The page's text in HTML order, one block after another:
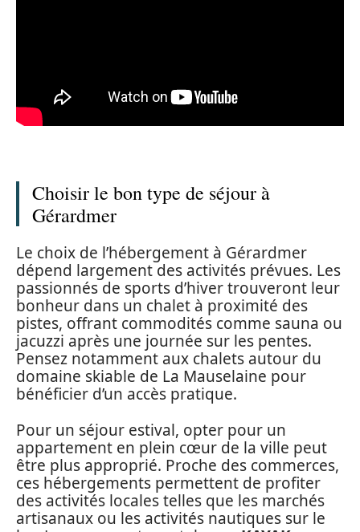
Choisir le bon type de séjour à
Gérardmer
Le choix de l’hébergement à Gérardmer
dépend largement des activités prévues. Les
passionnés de sports d’hiver trouveront leur
bonheur dans un chalet à proximité des
pistes, offrant commodités comme sauna ou
jacuzzi après une journée sur les pentes.
Pensez notamment aux chalets autour du
domaine skiable de La Mauselaine pour
bénéficier d’un accès pratique.
Pour un séjour estival, opter pour un
appartement en plein cœur de la ville peut
être plus approprié. Proche des commerces,
ces hébergements permettent de profiter
des activités locales telles que les marchés
artisanaux ou les activités nautiques sur le